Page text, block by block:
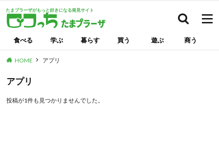
たまプラーザがもっと好きになる発見サイト
食べる 学ぶ 暮らす 買う 遊ぶ 商う
HOME アプリ
アプリ
投稿が1件も見つかりませんでした。